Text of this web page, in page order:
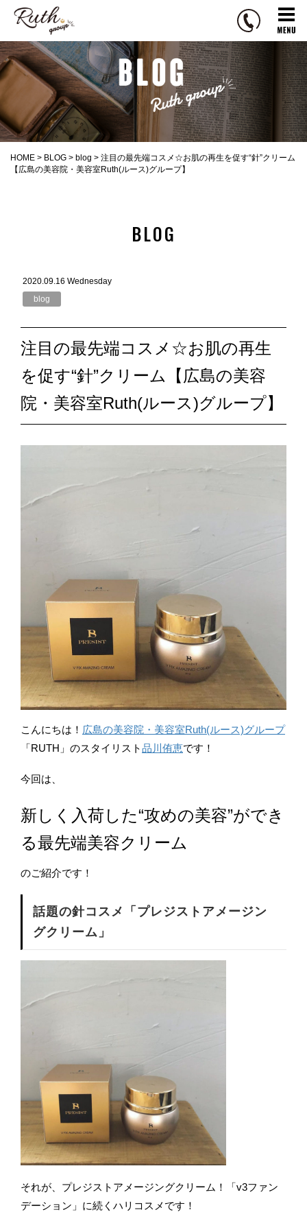
t
h
g
r
o
u
HOME > BLOG > blog > 注目の最先端コスメ☆お肌の再生を促す“針”クリーム
【広島の美容院・美容室Ruth(ルース)グループ】
BLOG
2020.09.16 Wednesday
blog
注目の最先端コスメ☆お肌の再生
を促す“針”クリーム【広島の美容
院・美容室Ruth(ルース)グループ】
こんにちは！ 広島の美容院・美容室Ruth(ルース)グループ
「RUTH」のスタイリスト品川侑恵です！
今回は、
新しく入荷した“攻めの美容”ができ
る最先端美容クリーム
のご紹介です！
話題の針コスメ「プレジストアメージン
グクリーム」
それが、プレジストアメージングクリーム！「v3ファン
デーション」に続くハリコスメです！